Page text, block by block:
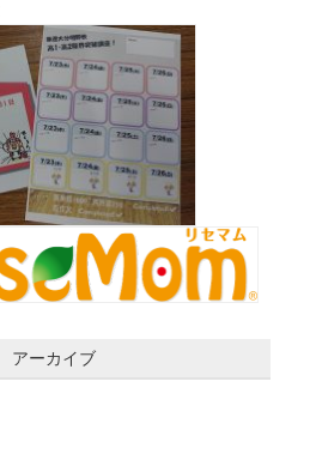
アーカイブ